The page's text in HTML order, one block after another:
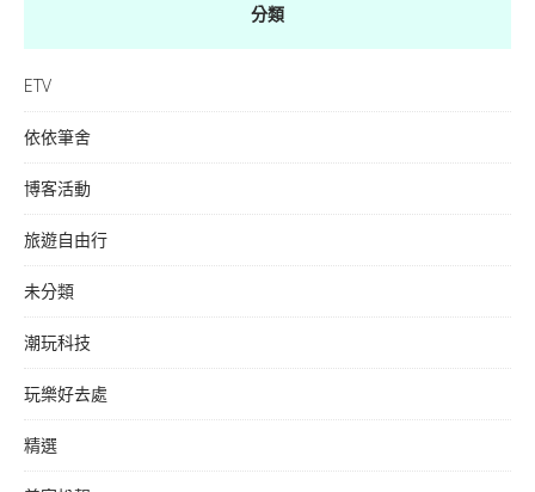
分類
ETV
依依筆舍
博客活動
旅遊自由行
未分類
潮玩科技
玩樂好去處
精選